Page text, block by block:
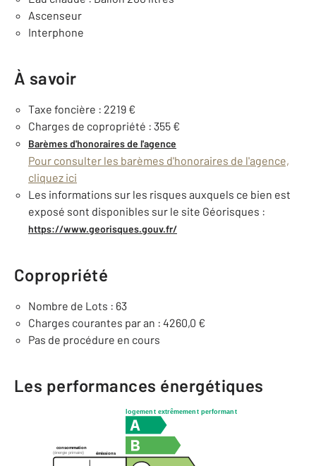
Ascenseur
Interphone
À savoir
Taxe foncière : 2219 €
Charges de copropriété : 355 €
Barèmes d'honoraires de l'agence
Pour consulter les barèmes d'honoraires de l'agence,
cliquez ici
Les informations sur les risques auxquels ce bien est
exposé sont disponibles sur le site Géorisques :
https://www.georisques.gouv.fr/
Copropriété
Nombre de Lots : 63
Charges courantes par an : 4260,0 €
Pas de procédure en cours
Les performances énergétiques
logement extrêmement performant
consommation
émissions
(énergie primaire)